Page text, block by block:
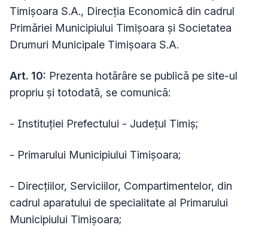
Timișoara S.A., Direcția Economică din cadrul
Primăriei Municipiului Timișoara și Societatea
Drumuri Municipale Timișoara S.A.
Art. 10: Prezenta hotărâre se publică pe site-ul
propriu și totodată, se comunică:
- Instituției Prefectului - Județul Timiș;
- Primarului Municipiului Timișoara;
- Direcțiilor, Serviciilor, Compartimentelor, din
cadrul aparatului de specialitate al Primarului
Municipiului Timișoara;